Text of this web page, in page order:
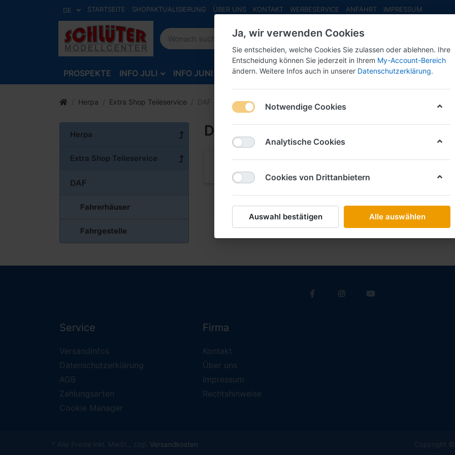
DE STARTSEITE SHOPAKTUALISIERUNG ÜBER UNS KONTAKT WERBESERVICE ANFAHRT IMPRESSUM
PROSPEKTE INFO JULI INFO JUNI INFO MAI NEU EINGETROFFEN NEUHEITEN
Herpa Extra Shop Teileservice DAF
Herpa
Extra Shop Teileservice
DAF
Fahrerhäuser
Fahrgestelle
DAF
Fahrerhäuser
Service
Versandinfos
Datenschutzerklärung
AGB
Zahlungsarten
Cookie Manager
Firma
Kontakt
Über uns
Impressum
Rechtshinweise
* Alle Preise inkl. MwSt., zzgl. Versandkosten Copyright ©
Ja, wir verwenden Cookies
Sie entscheiden, welche Cookies Sie zulassen oder ablehnen. Ihre
Entscheidung können Sie jederzeit in Ihrem My-Account-Bereich
ändern. Weitere Infos auch in unserer Datenschutzerklärung.
Notwendige Cookies
Analytische Cookies
Cookies von Drittanbietern
Auswahl bestätigen Alle auswählen